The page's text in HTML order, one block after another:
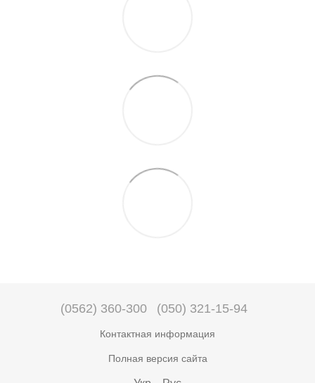
(0562) 360-300 (050) 321-15-94
Контактная информация
Полная версия сайта